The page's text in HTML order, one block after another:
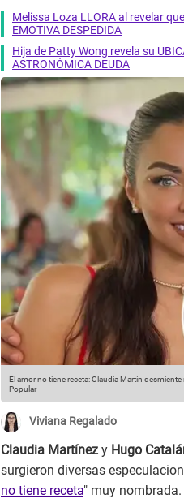
Melissa Loza LLORA al revelar
EMOTIVA DESPEDIDA
Hija de Patty Wong revela su
ASTRONÓMICA DEUDA
El amor no tiene receta: Claudia Martín
Popular
Viviana Regalado
Claudia Martínez y Hugo
surgieron diversas
no tiene receta" muy